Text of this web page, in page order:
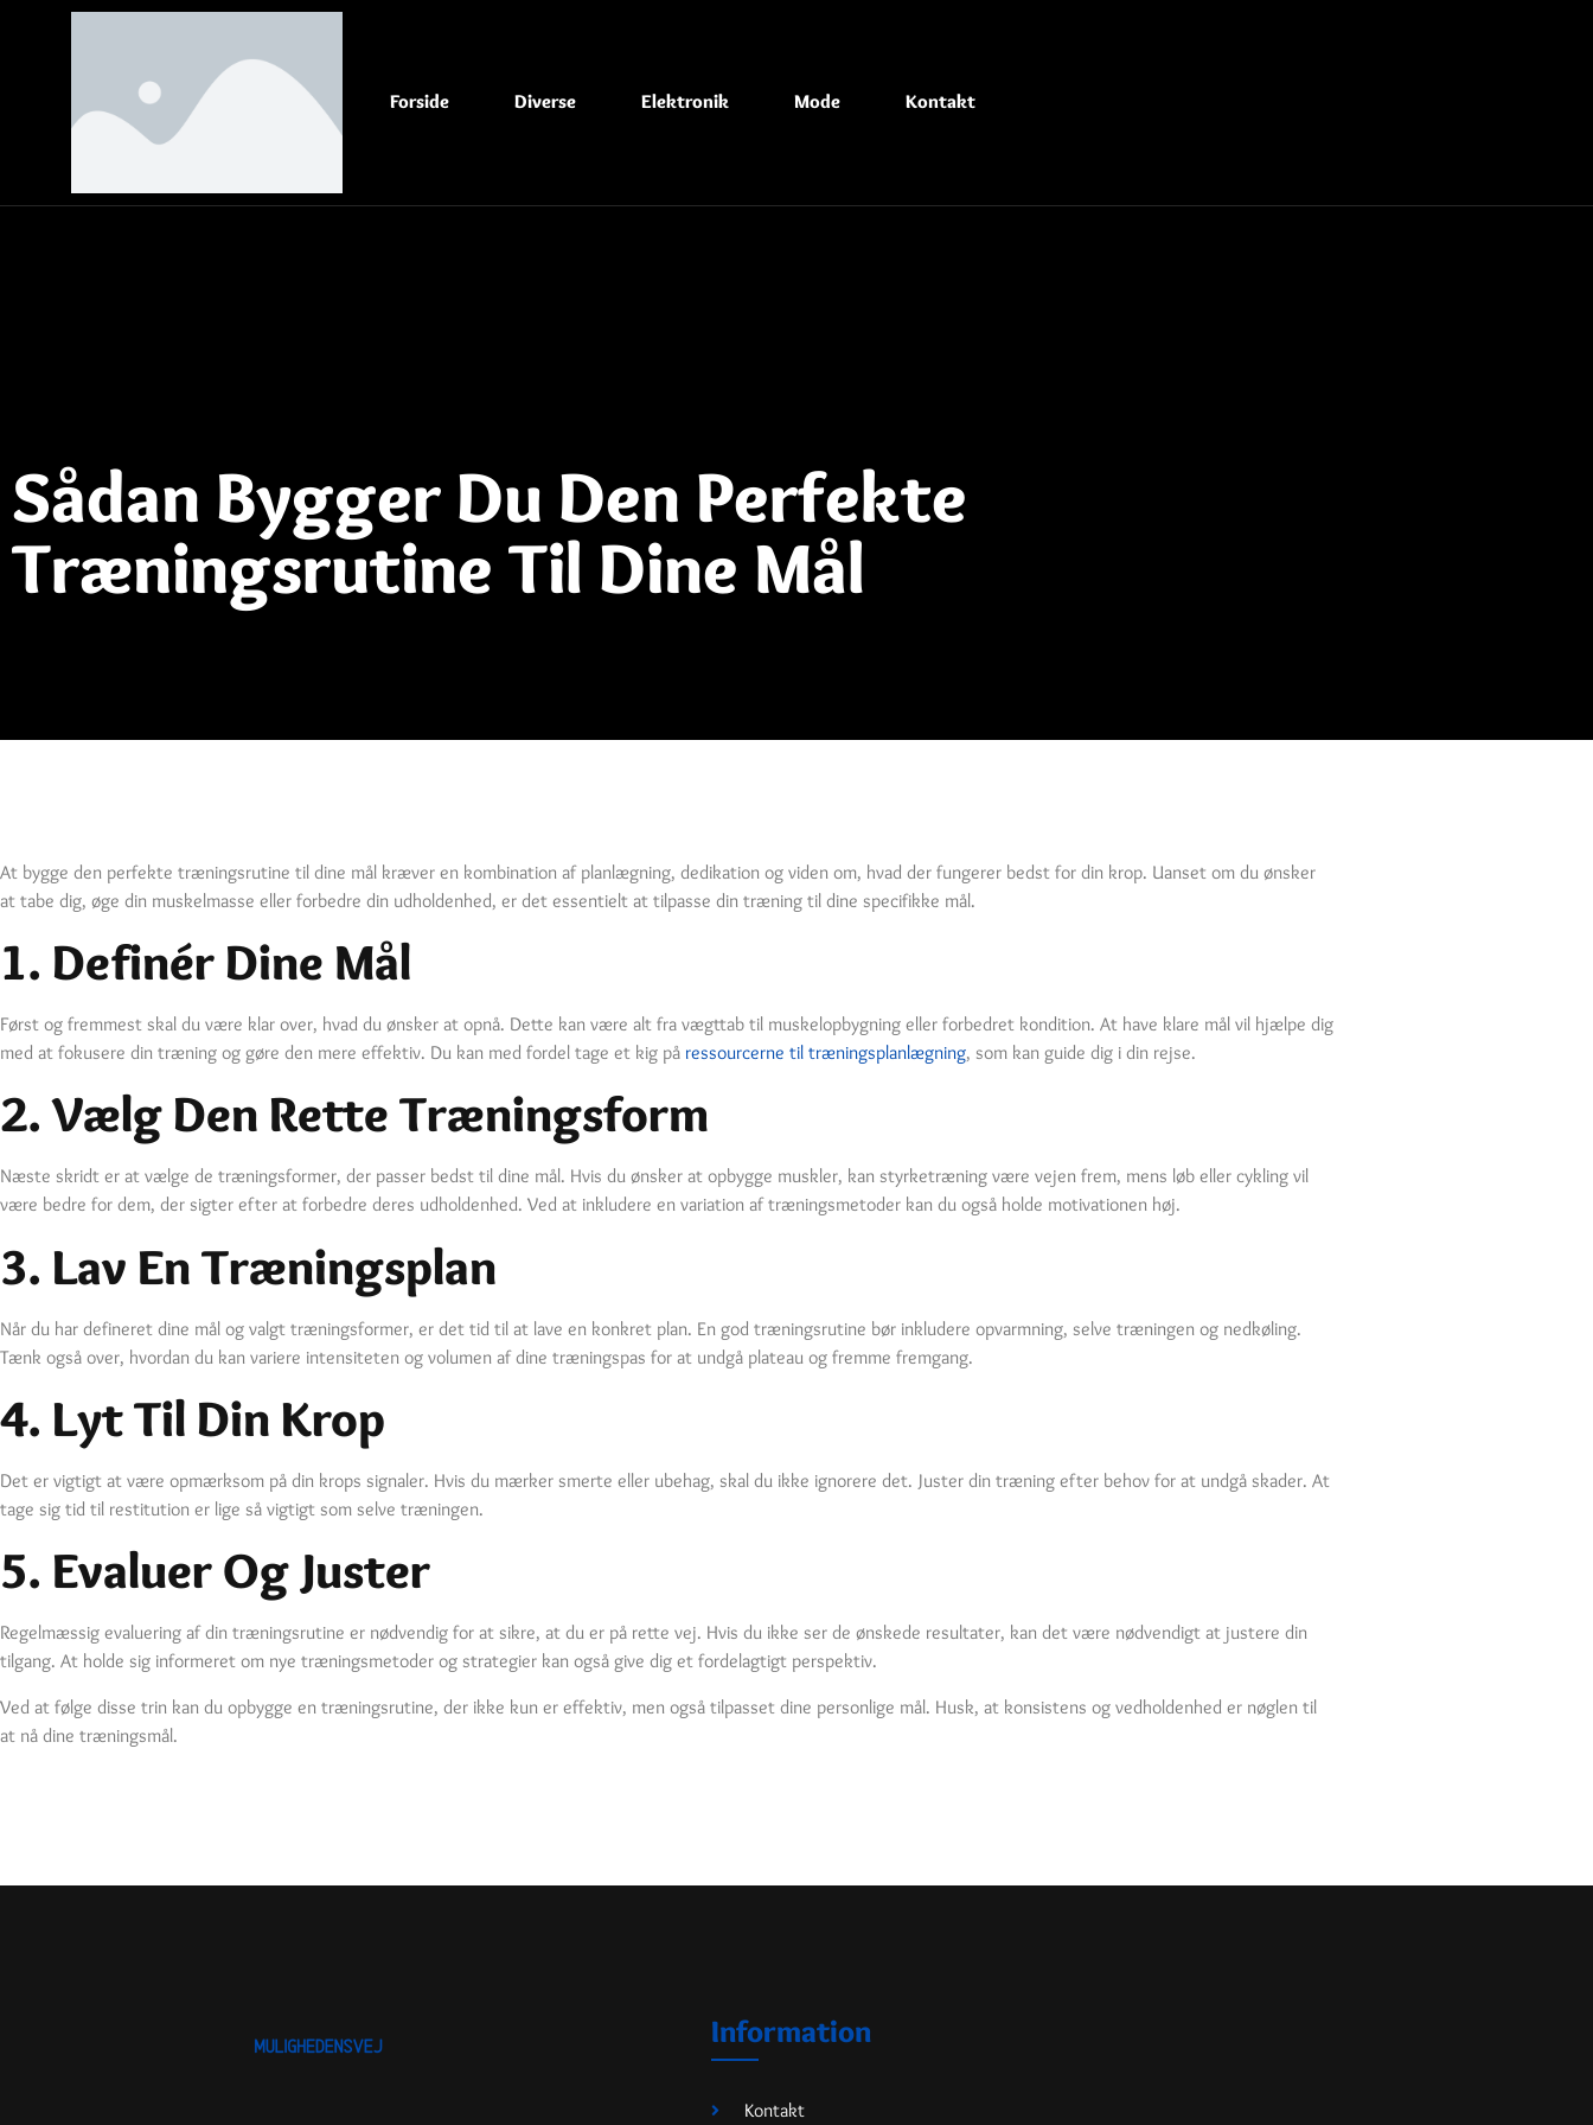
Forside Diverse Elektronik Mode Kontakt
Sådan Bygger Du Den Perfekte
Træningsrutine Til Dine Mål
At bygge den perfekte træningsrutine til dine mål kræver en kombination af planlægning, dedikation og viden om, hvad der fungerer bedst for din krop. Uanset om du ønsker
at tabe dig, øge din muskelmasse eller forbedre din udholdenhed, er det essentielt at tilpasse din træning til dine specifikke mål.
1. Definér Dine Mål
Først og fremmest skal du være klar over, hvad du ønsker at opnå. Dette kan være alt fra vægttab til muskelopbygning eller forbedret kondition. At have klare mål vil hjælpe dig
med at fokusere din træning og gøre den mere effektiv. Du kan med fordel tage et kig på ressourcerne til træningsplanlægning, som kan guide dig i din rejse.
2. Vælg Den Rette Træningsform
Næste skridt er at vælge de træningsformer, der passer bedst til dine mål. Hvis du ønsker at opbygge muskler, kan styrketræning være vejen frem, mens løb eller cykling vil
være bedre for dem, der sigter efter at forbedre deres udholdenhed. Ved at inkludere en variation af træningsmetoder kan du også holde motivationen høj.
3. Lav En Træningsplan
Når du har defineret dine mål og valgt træningsformer, er det tid til at lave en konkret plan. En god træningsrutine bør inkludere opvarmning, selve træningen og nedkøling.
Tænk også over, hvordan du kan variere intensiteten og volumen af dine træningspas for at undgå plateau og fremme fremgang.
4. Lyt Til Din Krop
Det er vigtigt at være opmærksom på din krops signaler. Hvis du mærker smerte eller ubehag, skal du ikke ignorere det. Juster din træning efter behov for at undgå skader. At
tage sig tid til restitution er lige så vigtigt som selve træningen.
5. Evaluer Og Juster
Regelmæssig evaluering af din træningsrutine er nødvendig for at sikre, at du er på rette vej. Hvis du ikke ser de ønskede resultater, kan det være nødvendigt at justere din
tilgang. At holde sig informeret om nye træningsmetoder og strategier kan også give dig et fordelagtigt perspektiv.
Ved at følge disse trin kan du opbygge en træningsrutine, der ikke kun er effektiv, men også tilpasset dine personlige mål. Husk, at konsistens og vedholdenhed er nøglen til
at nå dine træningsmål.
Information
Kontakt